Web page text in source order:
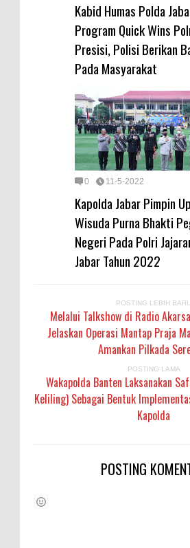
Kabid Humas Polda
Program Quick Wins
Presisi, Polisi Berikan
Pada Masyarakat
0 11-5-2022
Kapolda Jabar Pimpin
Wisuda Purna Bhakti
Negeri Pada Polri
Jabar Tahun 2022
POSTING LEBIH BARU
Melalui Talkshow di Radio
Jelaskan Operasi Mantap Praja
Amankan Pilkada
POSTING LAMA
Wakapolda Banten Laksanakan
Keliling) Sebagai Bentuk
Kapolda
POSTING